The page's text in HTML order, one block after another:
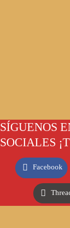
SÍGUENOS
SOCIALES
Facebook